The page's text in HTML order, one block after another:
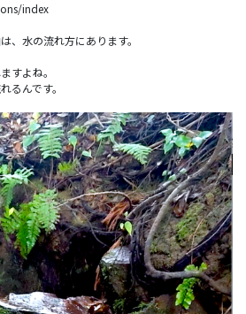
index
、水の流れ方にあります。
すよね。
るんです。